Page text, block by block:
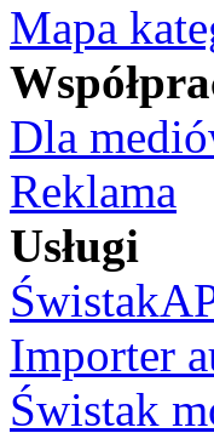
Mapa
Dla
Reklama
Usługi
Importer
Świstak